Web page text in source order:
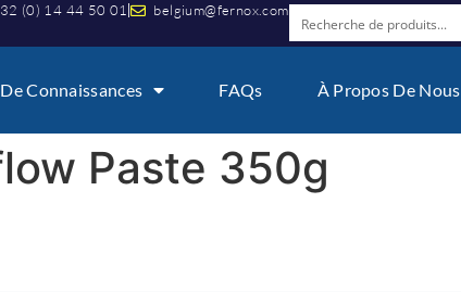
(0) 14 44 50 01 belgium@fernox.com
Connaissances FAQs À Propos De Nous
Paste 350g